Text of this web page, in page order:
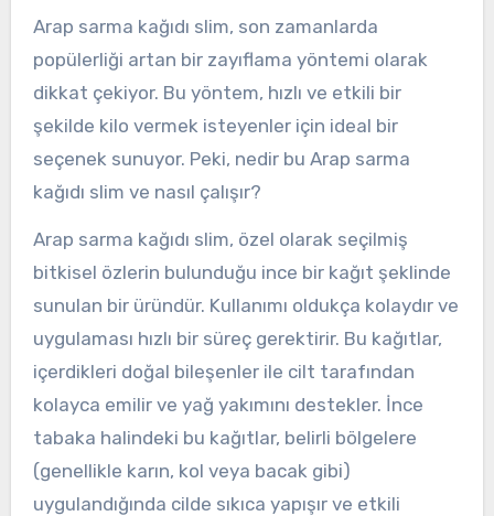
Arap sarma kağıdı slim, son zamanlarda
popülerliği artan bir zayıflama yöntemi olarak
dikkat çekiyor. Bu yöntem, hızlı ve etkili bir
şekilde kilo vermek isteyenler için ideal bir
seçenek sunuyor. Peki, nedir bu Arap sarma
kağıdı slim ve nasıl çalışır?
Arap sarma kağıdı slim, özel olarak seçilmiş
bitkisel özlerin bulunduğu ince bir kağıt şeklinde
sunulan bir üründür. Kullanımı oldukça kolaydır ve
uygulaması hızlı bir süreç gerektirir. Bu kağıtlar,
içerdikleri doğal bileşenler ile cilt tarafından
kolayca emilir ve yağ yakımını destekler. İnce
tabaka halindeki bu kağıtlar, belirli bölgelere
(genellikle karın, kol veya bacak gibi)
uygulandığında cilde sıkıca yapışır ve etkili